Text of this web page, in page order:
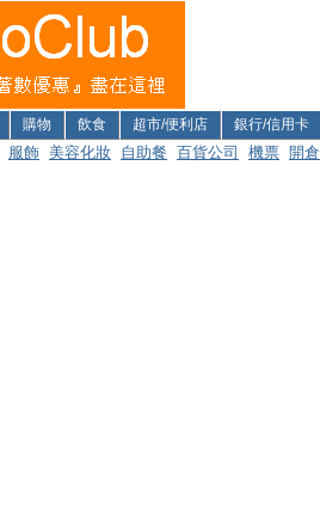
購物 飲食 超市/便利店 銀行/信用卡
服飾 美容化妝 自助餐 百貨公司 機票 開倉